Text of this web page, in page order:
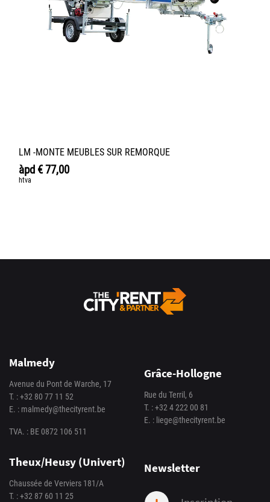
LM -MONTE MEUBLES SUR REMORQUE
àpd €77,00
htva
Malmedy
Avenue du Pont de Warche, 17
T. :+32 80 77 11 52
E. : malmedy@thecityrent.be
TVA. : BE 0872 106 511
Grâce-Hollogne
Rue du Terril, 6
T. :+32 4 222 00 81
E. : liege@thecityrent.be
Theux/Heusy (Univert)
Chaussée de Verviers 181/A
T. :+32 87 60 11 25
Newsletter